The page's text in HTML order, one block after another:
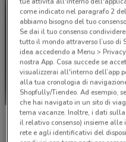
Emu
Scade il 31/12 14.4 km
come indicato nel paragrafo 2
abbiamo bisogno del tuo
Se dai il tuo consenso
tutto il mondo attraverso l’uso di
idea accedendo a Menu >
nostra App. Cosa succede se
visualizzerai all'interno dell’app
alla tua cronologia di
Shopfully/Tiendeo. Ad esempio,
che hai navigato in un sito di
tema vacanze. Inoltre, i dati
il relativo consenso) insieme
rete e agli identificativi del